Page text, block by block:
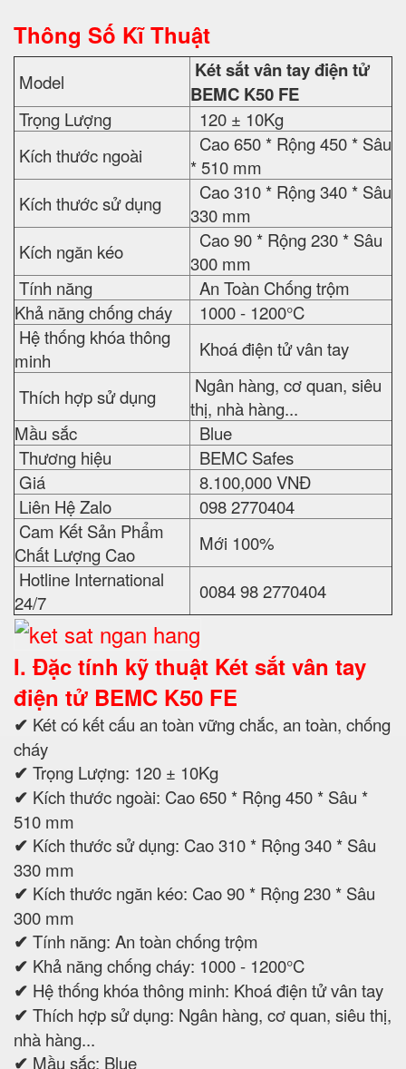
Thông Số Kĩ Thuật
Model
Két sắt vân tay điện tử
BEMC K50 FE
Trọng Lượng
120 ± 10Kg
Kích thước ngoài
Cao 650 * Rộng 450 * Sâu
* 510 mm
Kích thước sử dụng
Cao 310 * Rộng 340 * Sâu
330 mm
Kích ngăn kéo
Cao 90 * Rộng 230 * Sâu
300 mm
Tính năng
An Toàn Chống trộm
Khả năng chống cháy
1000 - 1200°C
Hệ thống khóa thông
minh
Khoá điện tử vân tay
Thích hợp sử dụng
Ngân hàng, cơ quan, siêu
thị, nhà hàng...
Mầu sắc
Blue
Thương hiệu
BEMC Safes
Giá
8.100,000 VNĐ
Liên Hệ Zalo
098 2770404
Cam Kết Sản Phẩm
Chất Lượng Cao
Mới 100%
Hotline International
24/7
0084 98 2770404
I. Đặc tính kỹ thuật Két sắt vân tay
điện tử BEMC K50 FE
✔ Két có kết cấu an toàn vững chắc, an toàn, chống
cháy
✔ Trọng Lượng: 120 ± 10Kg
✔ Kích thước ngoài: Cao 650 * Rộng 450 * Sâu *
510 mm
✔ Kích thước sử dụng: Cao 310 * Rộng 340 * Sâu
330 mm
✔ Kích thước ngăn kéo: Cao 90 * Rộng 230 * Sâu
300 mm
✔ Tính năng: An toàn chống trộm
✔ Khả năng chống cháy: 1000 - 1200°C
✔ Hệ thống khóa thông minh: Khoá điện tử vân tay
✔ Thích hợp sử dụng: Ngân hàng, cơ quan, siêu thị,
nhà hàng...
✔ Mầu sắc: Blue